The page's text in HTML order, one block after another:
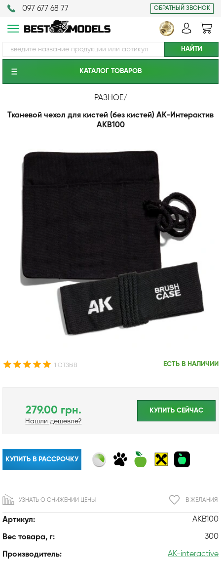
097 677 68 77 ОБРАТНЫЙ ЗВОНОК
КАТАЛОГ ТОВАРОВ
РАЗНОЕ/
Тканевой чехол для кистей (без кистей) АК-Интерактив
AKB100
1 ОТЗЫВ ЕСТЬ В НАЛИЧИИ
Артикул: AKB100
Вес товара, г: 300
Производитель: AK-interactive
279.00 грн.
Нашли дешевле?
КУПИТЬ CЕЙЧАС
КУПИТЬ В РАССРОЧКУ
В ЖЕЛАНИЯ
УЗНАТЬ О СНИЖЕНИИ ЦЕНЫ